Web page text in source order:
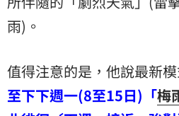
雨)。
值得注意的是，他說最新模
至下下週一(8至15日)「梅